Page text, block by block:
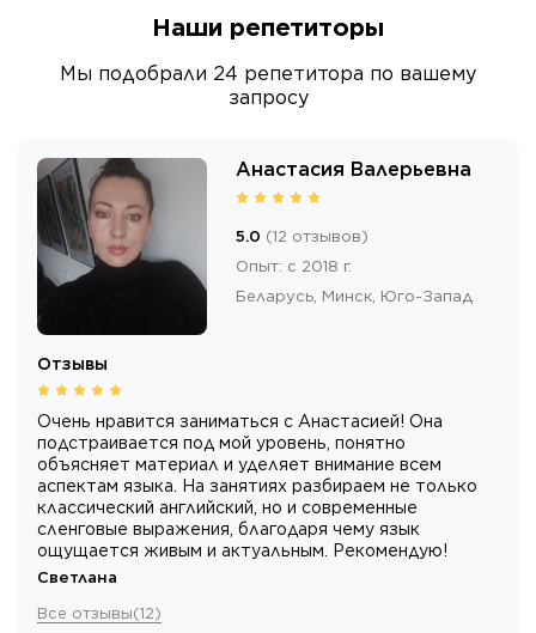
Наши репетиторы
Мы подобрали 24 репетитора по вашему
запросу
Анастасия Валерьевна
5.0 (12 отзывов)
Опыт: с 2018 г.
Беларусь, Минск, Юго-Запад
Отзывы
Очень нравится заниматься с Анастасией! Она
подстраивается под мой уровень, понятно
объясняет материал и уделяет внимание всем
аспектам языка. На занятиях разбираем не только
классический английский, но и современные
сленговые выражения, благодаря чему язык
ощущается живым и актуальным. Рекомендую!
Светлана
Все отзывы(12)